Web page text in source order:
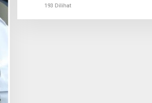
Volume dan Nama Pengawas Tidak
193 Dilihat